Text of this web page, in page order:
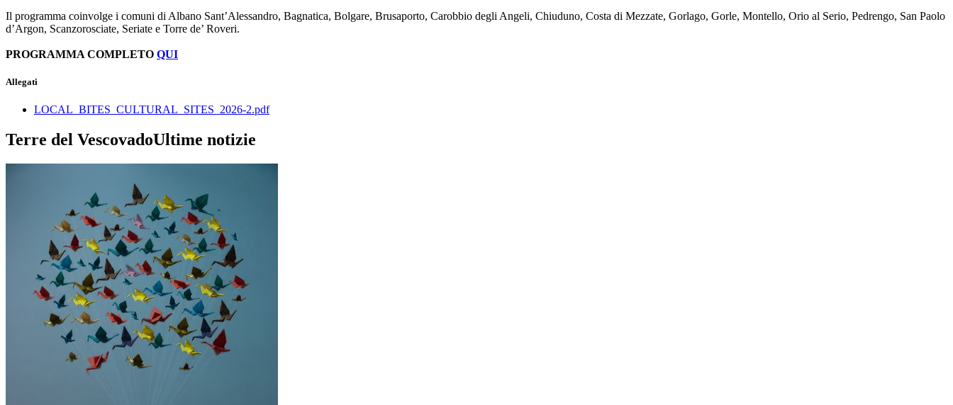
Il programma coinvolge i comuni di Albano Sant’Alessandro, Bagnatica, Bolgare, Brusaporto, Carobbio degli Angeli, Chiuduno, Costa di Mezzate, Gorlago, Gorle, Montello, Orio al Serio, Pedrengo, San Paolo
d’Argon, Scanzorosciate, Seriate e Torre de’ Roveri.
PROGRAMMA COMPLETO QUI
Allegati
LOCAL_BITES_CULTURAL_SITES_2026-2.pdf
Terre del VescovadoUltime notizie